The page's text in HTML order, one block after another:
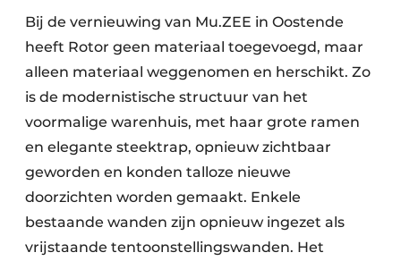
Bij de vernieuwing van Mu.ZEE in Oostende
heeft Rotor geen materiaal toegevoegd, maar
alleen materiaal weggenomen en herschikt. Zo
is de modernistische structuur van het
voormalige warenhuis, met haar grote ramen
en elegante steektrap, opnieuw zichtbaar
geworden en konden talloze nieuwe
doorzichten worden gemaakt. Enkele
bestaande wanden zijn opnieuw ingezet als
vrijstaande tentoonstellingswanden. Het